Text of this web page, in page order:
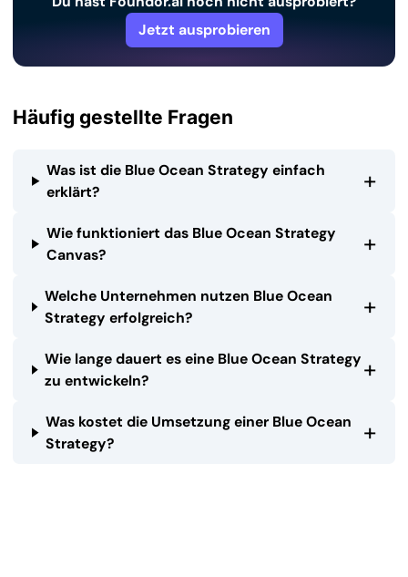
Jetzt ausprobieren
Häufig gestellte Fragen
Was ist die Blue Ocean Strategy einfach
erklärt?
+
Wie funktioniert das Blue Ocean Strategy
Canvas?
+
Welche Unternehmen nutzen Blue Ocean
Strategy erfolgreich?
+
Wie lange dauert es eine Blue Ocean Strategy
zu entwickeln?
+
Was kostet die Umsetzung einer Blue Ocean
Strategy?
+